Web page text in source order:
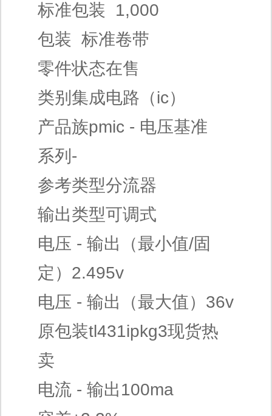
标准包装 1,000
包装 标准卷带
零件状态在售
类别集成电路（ic）
产品族pmic - 电压基准
系列-
参考类型分流器
输出类型可调式
电压 - 输出（最小值/固
定）2.495v
电压 - 输出（最大值）36v
原包装tl431ipkg3现货热
卖
电流 - 输出100ma